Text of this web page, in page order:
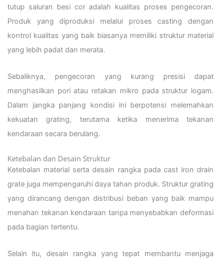
tutup saluran besi cor adalah kualitas proses pengecoran.
Produk yang diproduksi melalui proses casting dengan
kontrol kualitas yang baik biasanya memiliki struktur material
yang lebih padat dan merata.
Sebaliknya, pengecoran yang kurang presisi dapat
menghasilkan pori atau retakan mikro pada struktur logam.
Dalam jangka panjang kondisi ini berpotensi melemahkan
kekuatan grating, terutama ketika menerima tekanan
kendaraan secara berulang.
Ketebalan dan Desain Struktur
Ketebalan material serta desain rangka pada cast iron drain
grate juga mempengaruhi daya tahan produk. Struktur grating
yang dirancang dengan distribusi beban yang baik mampu
menahan tekanan kendaraan tanpa menyebabkan deformasi
pada bagian tertentu.
Selain itu, desain rangka yang tepat membantu menjaga